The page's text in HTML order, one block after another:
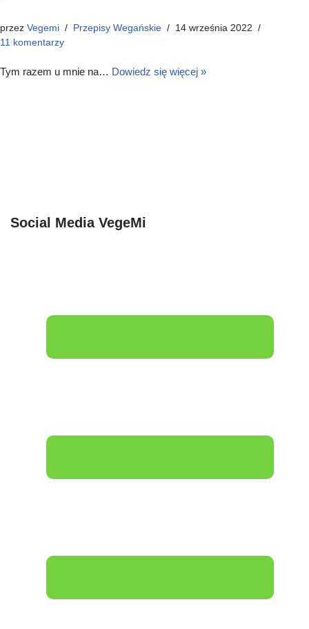
przez Vegemi Przepisy Wegańskie
14 września 2022
11 komentarzy
Tym razem u mnie na… Dowiedz się więcej »
Social Media VegeMi